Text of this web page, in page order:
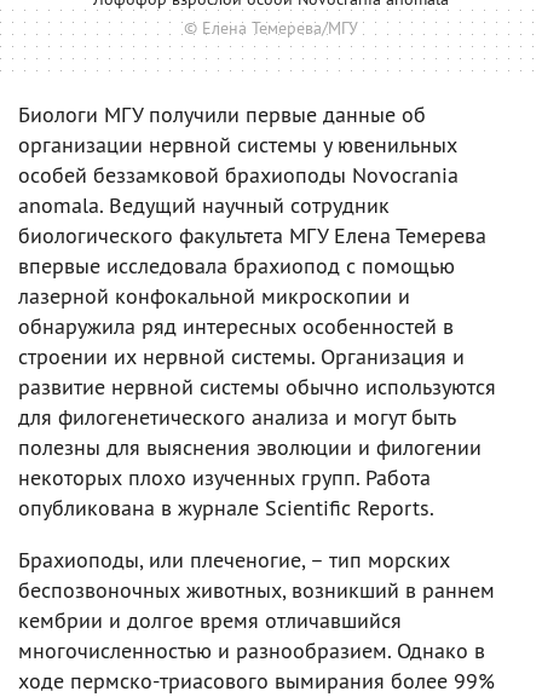
© Елена Темерева/МГУ
Биологи МГУ получили первые данные об
организации нервной системы у ювенильных
особей беззамковой брахиоподы Novocrania
anomala. Ведущий научный сотрудник
биологического факультета МГУ Елена Темерева
впервые исследовала брахиопод с помощью
лазерной конфокальной микроскопии и
обнаружила ряд интересных особенностей в
строении их нервной системы. Организация и
развитие нервной системы обычно используются
для филогенетического анализа и могут быть
полезны для выяснения эволюции и филогении
некоторых плохо изученных групп. Работа
опубликована в журнале Scientific Reports.
Брахиоподы, или плеченогие, – тип морских
беспозвоночных животных, возникший в раннем
кембрии и долгое время отличавшийся
многочисленностью и разнообразием. Однако в
ходе пермско-триасового вымирания более 99%